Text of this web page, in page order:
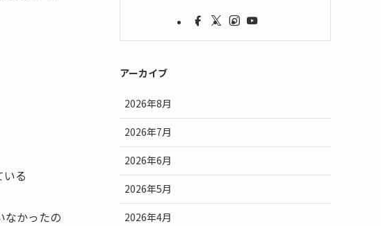
る
なかったの
アーカイブ
2026年8月
2026年7月
2026年6月
2026年5月
2026年4月